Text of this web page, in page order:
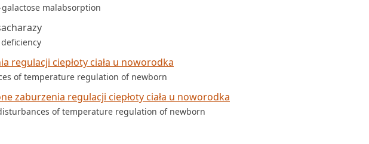
galactose malabsorption
deficiency
regulacji ciepłoty ciała u noworodka
of temperature regulation of newborn
zaburzenia regulacji ciepłoty ciała u noworodka
of temperature regulation of newborn